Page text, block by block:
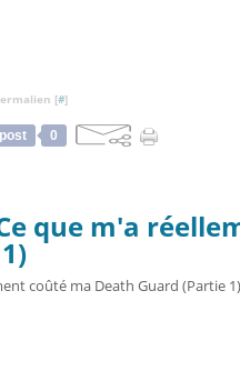
[#]
0
que m'a